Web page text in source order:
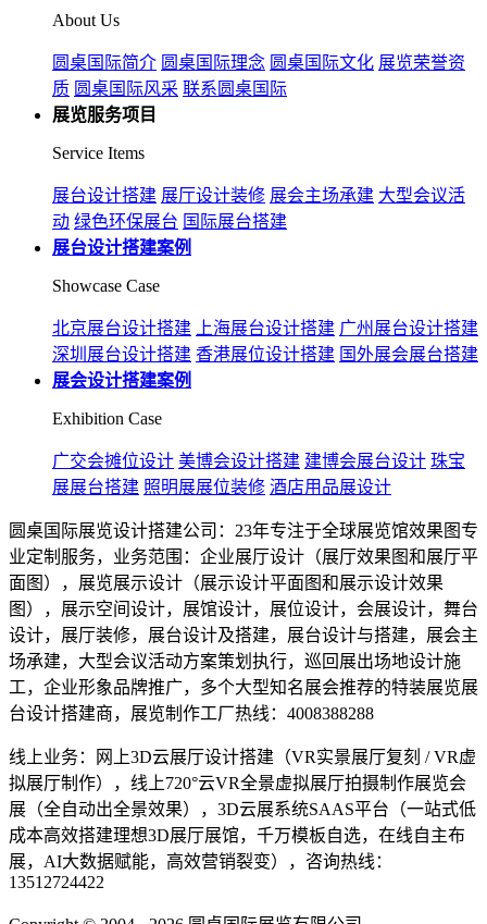
About Us
圆桌国际简介 圆桌国际理念 圆桌国际文化 展览荣誉资
质 圆桌国际风采 联系圆桌国际
展览服务项目
Service Items
展台设计搭建 展厅设计装修 展会主场承建 大型会议活
动 绿色环保展台 国际展台搭建
展台设计搭建案例
Showcase Case
北京展台设计搭建 上海展台设计搭建 广州展台设计搭建
深圳展台设计搭建 香港展位设计搭建 国外展会展台搭建
展会设计搭建案例
Exhibition Case
广交会摊位设计 美博会设计搭建 建博会展台设计 珠宝
展展台搭建 照明展展位装修 酒店用品展设计
圆桌国际展览设计搭建公司：23年专注于全球展览馆效果图专
业定制服务，业务范围：企业展厅设计（展厅效果图和展厅平
面图），展览展示设计（展示设计平面图和展示设计效果
图），展示空间设计，展馆设计，展位设计，会展设计，舞台
设计，展厅装修，展台设计及搭建，展台设计与搭建，展会主
场承建，大型会议活动方案策划执行，巡回展出场地设计施
工，企业形象品牌推广，多个大型知名展会推荐的特装展览展
台设计搭建商，展览制作工厂热线：4008388288
线上业务：网上3D云展厅设计搭建（VR实景展厅复刻 / VR虚
拟展厅制作），线上720°云VR全景虚拟展厅拍摄制作展览会
展（全自动出全景效果），3D云展系统SAAS平台（一站式低
成本高效搭建理想3D展厅展馆，千万模板自选，在线自主布
展，AI大数据赋能，高效营销裂变），咨询热线：
13512724422